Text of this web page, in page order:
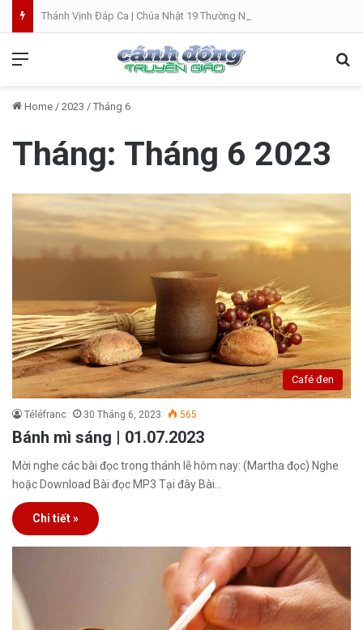
Thánh Vịnh Đáp Ca | Chúa Nhật 19 Thường Niên A
Home / 2023 / Tháng 6
Tháng: Tháng 6 2023
Café đen
Téléfranc 30 Tháng 6, 2023 565
Bánh mì sáng | 01.07.2023
Mời nghe các bài đọc trong thánh lễ hôm nay: (Martha đọc) Nghe
hoặc Download Bài đọc MP3 Tại đây Bài…
Chi tiết »